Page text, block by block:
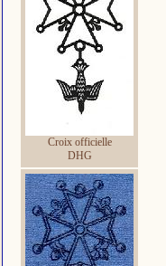
Croix officielle
DHG